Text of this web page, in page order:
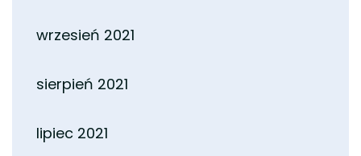
wrzesień 2021
sierpień 2021
lipiec 2021